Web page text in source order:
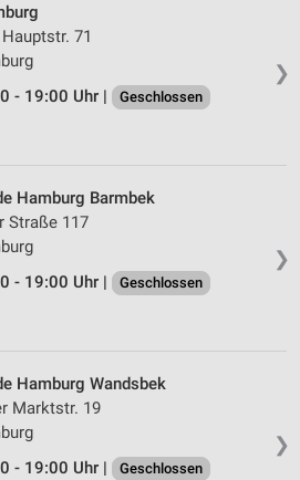
❯
71
- 19:00 Uhr |
Geschlossen
❯
Hamburg Barmbek
Straße 117
- 19:00 Uhr |
Geschlossen
❯
Hamburg Wandsbek
Marktstr. 19
- 19:00 Uhr |
Geschlossen